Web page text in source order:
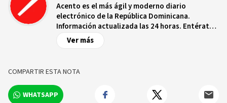
Acento es el más ágil y moderno diario
electrónico de la República Dominicana.
Información actualizada las 24 horas. Entérate
de las noticias y sucesos más importantes a
nivel nacional e internacional, videos y fotos
Ver más
COMPARTIR ESTA NOTA
WHATSAPP